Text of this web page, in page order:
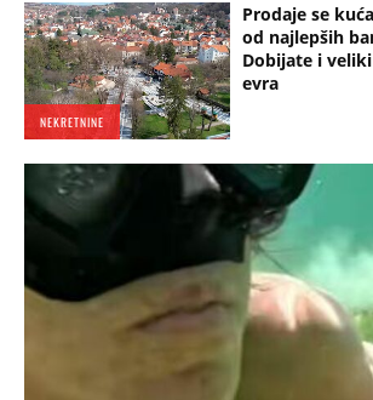
NEKRETNINE
Prodaje se
od najlepših
Dobijate i veliki
evra